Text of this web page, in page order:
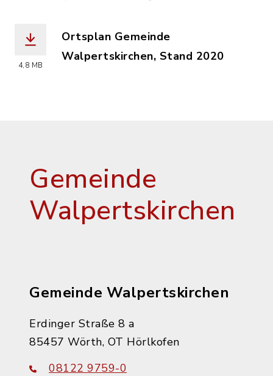
4,8 MB
Ortsplan Gemeinde
Walpertskirchen, Stand 2020
Gemeinde
Walpertskirchen
Gemeinde Walpertskirchen
Erdinger Straße 8 a
85457 Wörth, OT Hörlkofen
08122 9759-0